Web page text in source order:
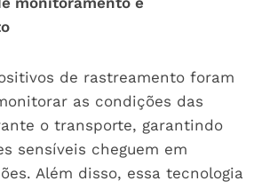
de rastreamento foram
as condições das
o transporte, garantindo
sensíveis cheguem em
Além disso, essa tecnologia